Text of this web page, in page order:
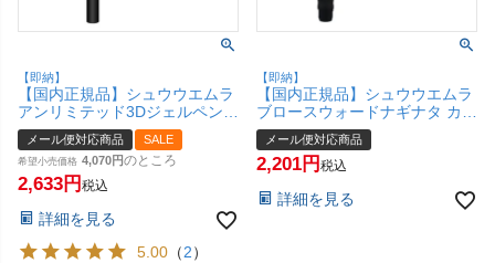
【即納】
【国内正規品】シュウウエムラ
アンリミテッド3Dジェルペンシ
ル Mサウンドブラック【アイラ
イナー】【メール便対応商品】
【SBT】
メール便対応商品 SALE
希望小売価格 4,070 のところ
2,633 税込
詳細を見る
5.00 （2）
【即納】
【国内正規品】シュウウエムラ
ブロースウォードナギナタ カー
トリッジ(レフィル) #ブラウン
【なぎなた削り アイブロウ ア
イブローペンシル 眉】 shu
【SBT】(6057225)
メール便対応商品
2,201 税込
詳細を見る